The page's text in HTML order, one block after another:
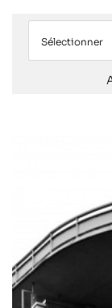
Sélectionner